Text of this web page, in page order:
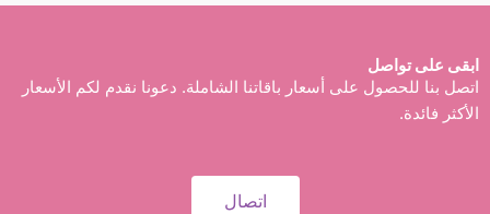
ابقى على تواصل
اتصل بنا للحصول على أسعار باقاتنا الشاملة. دعونا نقدم لكم الأسعار
الأكثر فائدة.
اتصال